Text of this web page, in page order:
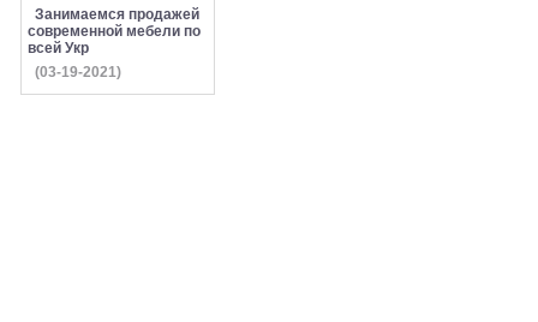
Занимаемся продажей
современной мебели по
всей Укр
(03-19-2021)